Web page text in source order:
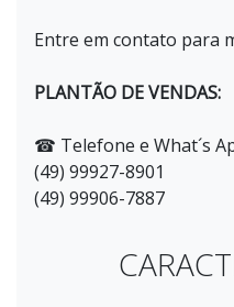
Entre em contato para
PLANTÃO DE VENDAS:
☎ Telefone e What´s
(49) 99927-8901
(49) 99906-7887